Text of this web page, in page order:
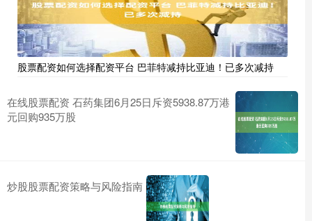
股票配资如何选择配资平台 巴菲特减持比亚迪！已多次减持
在线股票配资 石药集团6月25日斥资5938.87万港
元回购935万股
炒股股票配资策略与风险指南